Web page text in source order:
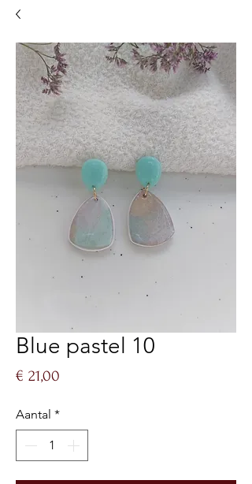
Blue pastel 10
€ 21,00
Aantal *